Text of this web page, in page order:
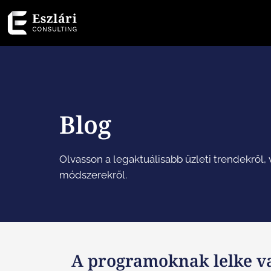
Blog
Olvasson a legaktuálisabb üzleti
módszerekről.
A programoknak lelke